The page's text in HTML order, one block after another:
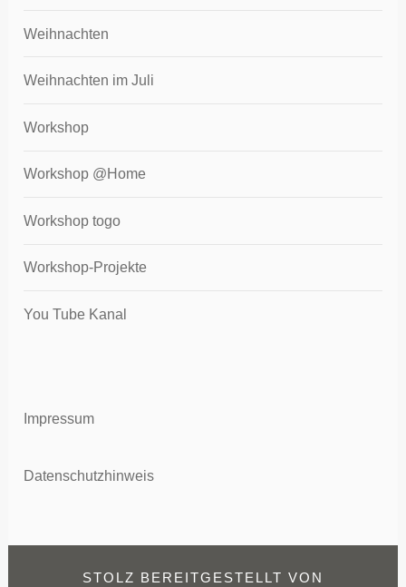
Weihnachten
Weihnachten im Juli
Workshop
Workshop @Home
Workshop togo
Workshop-Projekte
You Tube Kanal
Impressum
Datenschutzhinweis
STOLZ BEREITGESTELLT VON